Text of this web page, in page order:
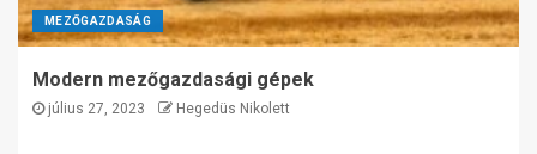
MEZŐGAZDASÁG
Modern mezőgazdasági gépek
július 27, 2023 Hegedüs Nikolett